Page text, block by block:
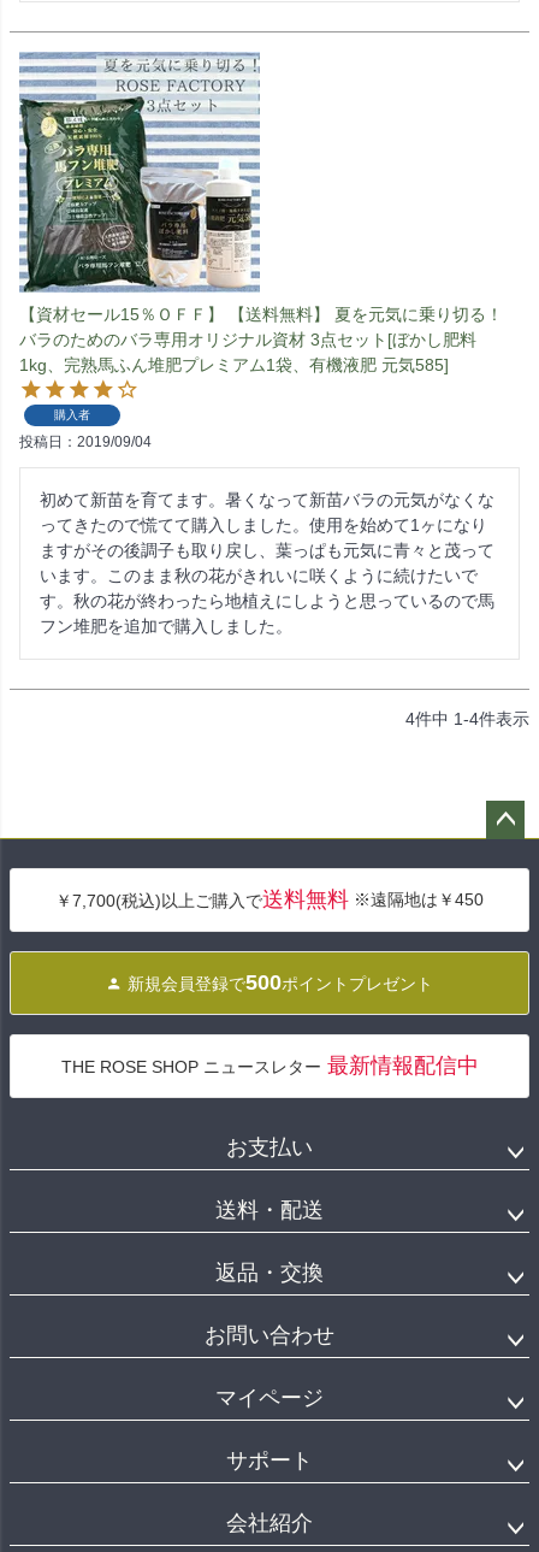
【資材セール15％ＯＦＦ】 【送料無料】 夏を元気に乗り切る！
バラのためのバラ専用オリジナル資材 3点セット[ぼかし肥料
1kg、完熟馬ふん堆肥プレミアム1袋、有機液肥 元気585]
購入者
投稿日 2019/09/04
初めて新苗を育てます。暑くなって新苗バラの元気がなくな
ってきたので慌てて購入しました。使用を始めて1ヶになり
ますがその後調子も取り戻し、葉っぱも元気に青々と茂って
います。このまま秋の花がきれいに咲くように続けたいで
す。秋の花が終わったら地植えにしようと思っているので馬
フン堆肥を追加で購入しました。
4件中 1-4件表示
へ
￥7,700(税込)以上ご購入で送料無料 ※遠隔地は￥450
新規会員登録で500ポイントプレゼント
THE ROSE SHOP ニュースレター 最新情報配信中
お支払い
送料・配送
返品・交換
お問い合わせ
マイページ
サポート
会社紹介